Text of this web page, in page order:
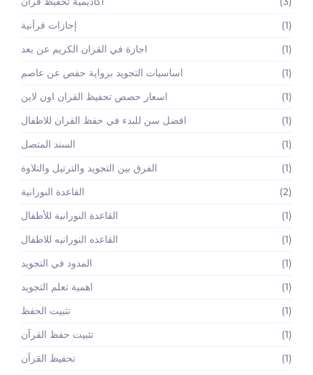
إجازات قرآنية
(1)
اجازة في القران الكريم عن بعد
(1)
اساسيات التجويد برواية حفص عن عاصم
(1)
اسعار حصص تحفيظ القران اون لاين
(1)
افضل سن للبدء في حفظ القران للاطفال
(1)
السند المتصل
(1)
الفرق بين التجويد والترتيل والتلاوة
(1)
القاعدة النورانية
(2)
القاعدة النورانية للأطفال
(1)
القاعده النورانيه للاطفال
(1)
المدود في التجويد
(1)
اهمية تعلم التجويد
(1)
تثبيت الحفظ
(1)
تثبيت حفظ القرآن
(1)
تحفيظ القرآن
(1)